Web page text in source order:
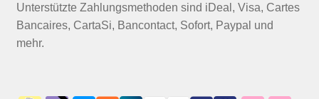
Unterstützte Zahlungsmethoden sind iDeal, Visa, Cartes
Bancaires, CartaSi, Bancontact, Sofort, Paypal und
mehr.